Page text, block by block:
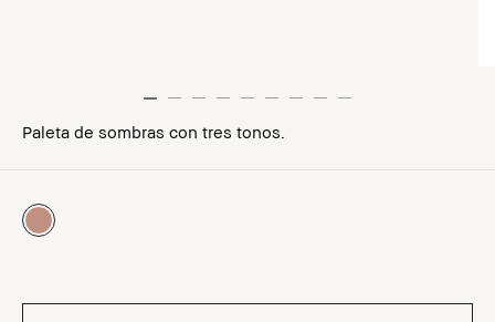
Paleta de sombras con tres tonos.